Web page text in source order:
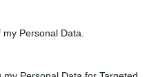
Personal Data.
YouTube